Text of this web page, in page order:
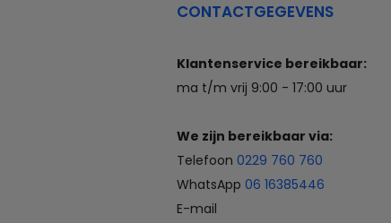
CONTACTGEGEVENS
Klantenservice bereikbaar:
ma t/m vrij 9:00 - 17:00 uur
We zijn bereikbaar via:
Telefoon 0229 760 760
WhatsApp 06 16385446
E-mail